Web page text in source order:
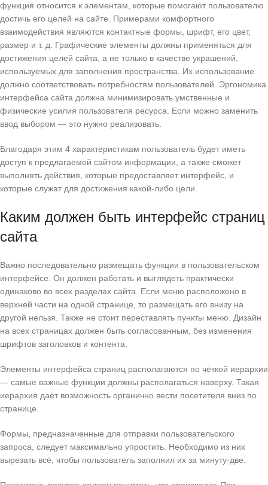
функция относится к элементам, которые помогают пользователю
достичь его целей на сайте. Примерами комфортного
взаимодействия являются контактные формы, шрифт, его цвет,
размер и т. д. Графические элементы должны применяться для
достижения целей сайта, а не только в качестве украшений,
используемых для заполнения пространства. Их использование
должно соответствовать потребностям пользователей. Эргономика
интерфейса сайта должна минимизировать умственные и
физические усилия пользователя ресурса. Если можно заменить
ввод выбором — это нужно реализовать.
Благодаря этим 4 характеристикам пользователь будет иметь
доступ к предлагаемой сайтом информации, а также сможет
выполнять действия, которые предоставляет интерфейс, и
которые служат для достижения какой-либо цели.
Каким должен быть интерфейс страниц
сайта
Важно последовательно размещать функции в пользовательском
интерфейсе. Он должен работать и выглядеть практически
одинаково во всех разделах сайта. Если меню расположено в
верхней части на одной странице, то размещать его внизу на
другой нельзя. Также не стоит переставлять пункты меню. Дизайн
на всех страницах должен быть согласованным, без изменения
шрифтов заголовков и контента.
Элементы интерфейса страниц располагаются по чёткой иерархии
— самые важные функции должны располагаться наверху. Такая
иерархия даёт возможность органично вести посетителя вниз по
странице.
Формы, предназначенные для отправки пользовательского
запроса, следует максимально упростить. Необходимо из них
вырезать всё, чтобы пользователь заполнил их за минуту-две.